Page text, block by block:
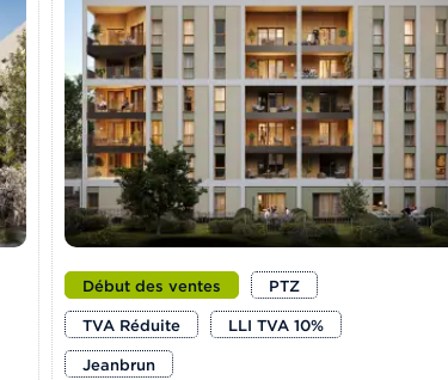
Début des ventes
PTZ
TVA Réduite
LLI TVA 10%
Jeanbrun